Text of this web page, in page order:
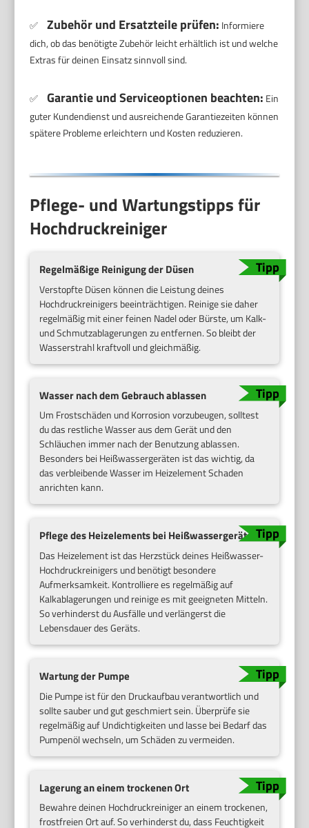
✅ Zubehör und Ersatzteile prüfen: Informiere
dich, ob das benötigte Zubehör leicht erhältlich ist und welche
Extras für deinen Einsatz sinnvoll sind.
✅ Garantie und Serviceoptionen beachten: Ein
guter Kundendienst und ausreichende Garantiezeiten können
spätere Probleme erleichtern und Kosten reduzieren.
Pflege- und Wartungstipps für
Hochdruckreiniger
Regelmäßige Reinigung der Düsen
Verstopfte Düsen können die Leistung deines
Hochdruckreinigers beeinträchtigen. Reinige sie daher
regelmäßig mit einer feinen Nadel oder Bürste, um Kalk-
und Schmutzablagerungen zu entfernen. So bleibt der
Wasserstrahl kraftvoll und gleichmäßig.
Wasser nach dem Gebrauch ablassen
Um Frostschäden und Korrosion vorzubeugen, solltest
du das restliche Wasser aus dem Gerät und den
Schläuchen immer nach der Benutzung ablassen.
Besonders bei Heißwassergeräten ist das wichtig, da
das verbleibende Wasser im Heizelement Schaden
anrichten kann.
Pflege des Heizelements bei Heißwassergeräten
Das Heizelement ist das Herzstück deines Heißwasser-
Hochdruckreinigers und benötigt besondere
Aufmerksamkeit. Kontrolliere es regelmäßig auf
Kalkablagerungen und reinige es mit geeigneten Mitteln.
So verhinderst du Ausfälle und verlängerst die
Lebensdauer des Geräts.
Wartung der Pumpe
Die Pumpe ist für den Druckaufbau verantwortlich und
sollte sauber und gut geschmiert sein. Überprüfe sie
regelmäßig auf Undichtigkeiten und lasse bei Bedarf das
Pumpenöl wechseln, um Schäden zu vermeiden.
Lagerung an einem trockenen Ort
Bewahre deinen Hochdruckreiniger an einem trockenen,
frostfreien Ort auf. So verhinderst du, dass Feuchtigkeit